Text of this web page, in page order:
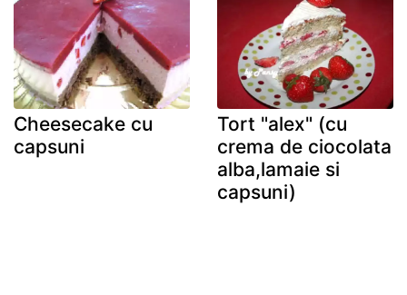
Cheesecake cu
capsuni
Tort "alex" (cu
crema de ciocolata
alba,lamaie si
capsuni)